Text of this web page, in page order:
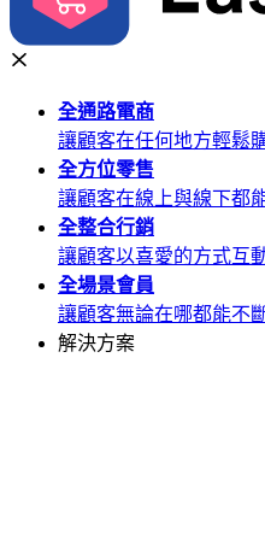
全通路電商
讓顧客在任何地方輕鬆
全方位零售
讓顧客在線上與線下都
全整合行銷
讓顧客以喜愛的方式互
全場景會員
讓顧客無論在哪都能不
解決方案